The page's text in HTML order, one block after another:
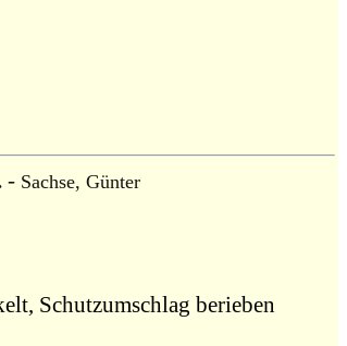
- Sachse, Günter
Schutzumschlag berieben